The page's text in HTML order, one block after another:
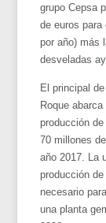
grupo Cepsa
de euros para
por año) más
desveladas
El principal
Roque
producción
70 millones
año 2017. La
producción
necesario
una planta